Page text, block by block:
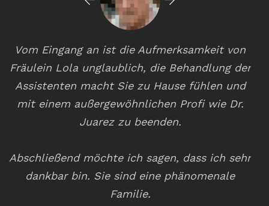
Vom Eingang an ist die Aufmerksamkeit von
Fräulein Lola unglaublich, die Behandlung der
Assistenten macht Sie zu Hause fühlen und
mit einem außergewöhnlichen Profi wie Dr.
Juarez zu beenden.
Abschließend möchte ich sagen, dass ich sehr
dankbar bin. Sie sind eine phänomenale
Familie.